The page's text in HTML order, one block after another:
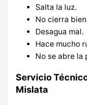
Salta la luz.
No cierra
Desagua mal.
Hace mucho
No se abre la
Servicio
Mislata